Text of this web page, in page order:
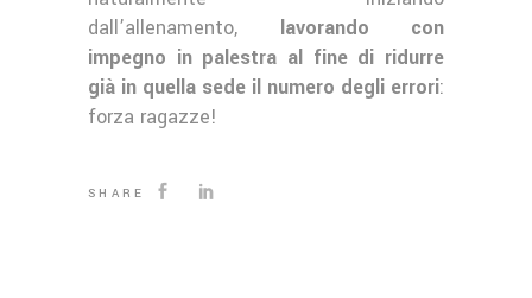
dall’allenamento, lavorando con
impegno in palestra al fine di ridurre
già in quella sede il numero degli errori:
forza ragazze!
SHARE